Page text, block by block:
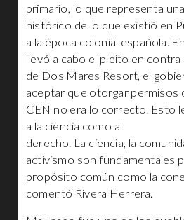
primario, lo que representa
histórico de lo que existió en
a la época colonial española.
llevó a cabo el pleito en
de Dos Mares Resort, el
aceptar que otorgar permisos
CEN no era lo correcto. Esto
a la ciencia como al
derecho. La ciencia, la
activismo son fundamentales
propósito común como la
comentó Rivera Herrera.